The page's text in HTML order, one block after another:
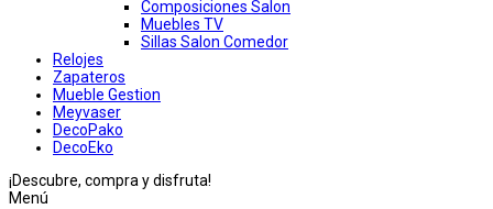
Composiciones Salon
Muebles TV
Sillas Salon Comedor
Relojes
Zapateros
Mueble Gestion
Meyvaser
DecoPako
DecoEko
¡Descubre, compra y disfruta!
Menú